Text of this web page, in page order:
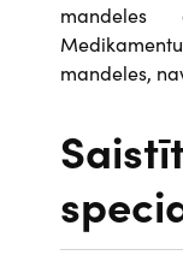
mandeles
mandeles,